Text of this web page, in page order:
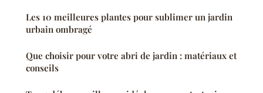
Les 10 meilleures plantes pour sublimer un jardin
urbain ombragé
Que choisir pour votre abri de jardin : matériaux et
conseils